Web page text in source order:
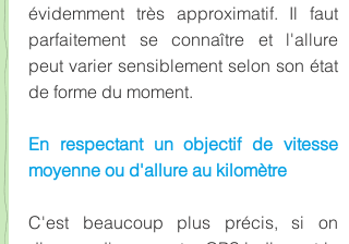
évidemment très approximatif. Il faut
parfaitement se connaître et l'allure
peut varier sensiblement selon son état
de forme du moment.
En respectant un objectif de vitesse
moyenne ou d'allure au kilomètre
C'est beaucoup plus précis, si on